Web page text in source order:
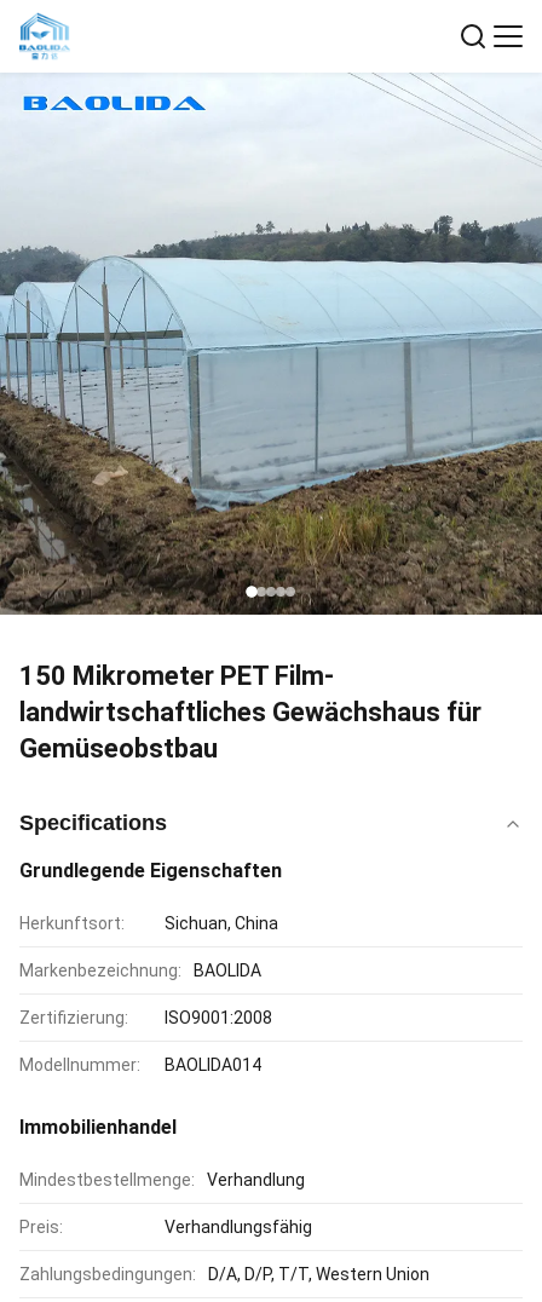
150 Mikrometer PET Film-
landwirtschaftliches Gewächshaus für
Gemüseobstbau
Specifications
Grundlegende Eigenschaften
Herkunftsort: Sichuan, China
Markenbezeichnung: BAOLIDA
Zertifizierung: ISO9001:2008
Modellnummer: BAOLIDA014
Immobilienhandel
Mindestbestellmenge: Verhandlung
Preis: Verhandlungsfähig
Zahlungsbedingungen: D/A, D/P, T/T, Western Union